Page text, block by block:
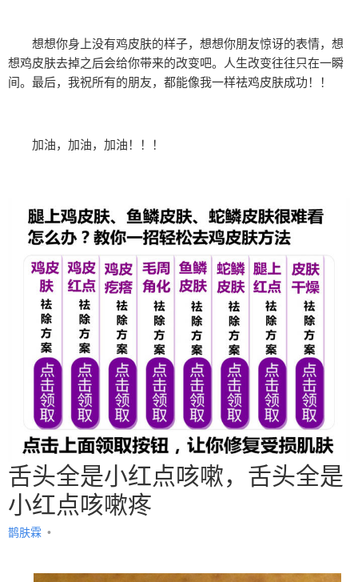
想想你身上没有鸡皮肤的样子，想想你朋友惊讶的表情，想
想鸡皮肤去掉之后会给你带来的改变吧。人生改变往往只在一瞬
间。最后，我祝所有的朋友，都能像我一样祛鸡皮肤成功！！
加油，加油，加油！！！
舌头全是小红点咳嗽，舌头全是
小红点咳嗽疼
鹊肤霖 •